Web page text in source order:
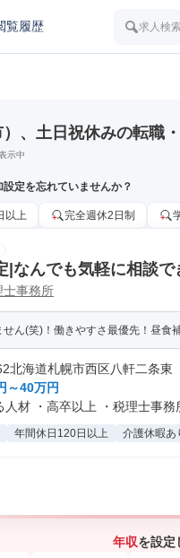
覧履歴 求人検
、土日祝休みの転職
示中
定を忘れていませんか？
以上 完全週休2日制
|なんでも気軽に相談
士事務所
ん(笑)！働きやすさ最優先！昼食
北海道札幌市西区八軒二条東
～40万円
人材 ・高卒以上 ・税理士事務
年間休日120日以上 介護休暇あ
年収を設定